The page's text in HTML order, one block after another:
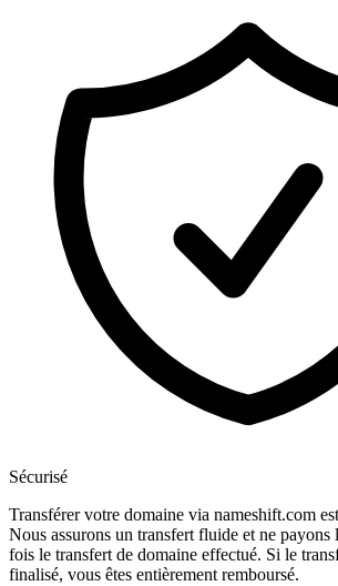
Sécurisé
Transférer votre domaine via nameshift.com
Nous assurons un transfert fluide et ne payons
fois le transfert de domaine effectué. Si le
finalisé, vous êtes entièrement remboursé.